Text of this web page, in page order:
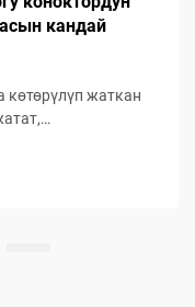
кандай
жаткан
ичинде, кошкоо